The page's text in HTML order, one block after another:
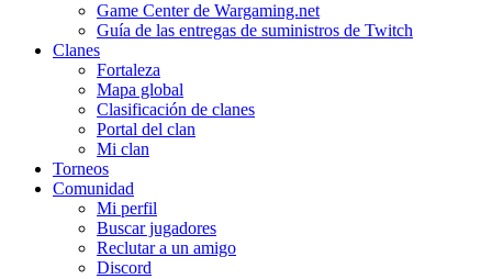
Game Center de Wargaming.net
Guía de las entregas de suministros de Twitch
Clanes
Fortaleza
Mapa global
Clasificación de clanes
Portal del clan
Mi clan
Torneos
Comunidad
Mi perfil
Buscar jugadores
Reclutar a un amigo
Discord